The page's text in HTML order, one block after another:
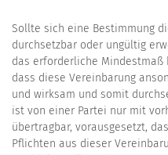
Sollte sich eine Bestimmung
durchsetzbar oder ungültig
das erforderliche Mindestmaß
dass diese Vereinbarung
und wirksam und somit
ist von einer Partei nur mit
übertragbar, vorausgesetzt,
Pflichten aus dieser